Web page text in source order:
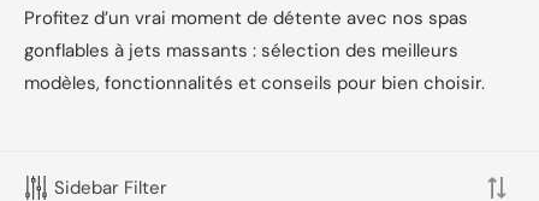
FILTRER
Profitez d’un vrai moment de détente avec nos spas
gonflables à jets massants : sélection des meilleurs
modèles, fonctionnalités et conseils pour bien choisir.
Sidebar Filter